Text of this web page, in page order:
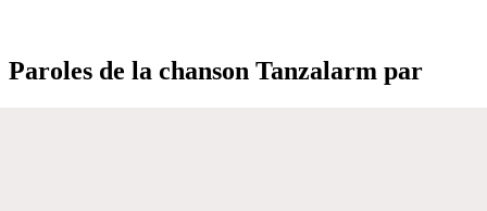
Paroles de la chanson Tanzalarm par